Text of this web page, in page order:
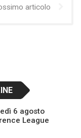
articolo
6 agosto
League